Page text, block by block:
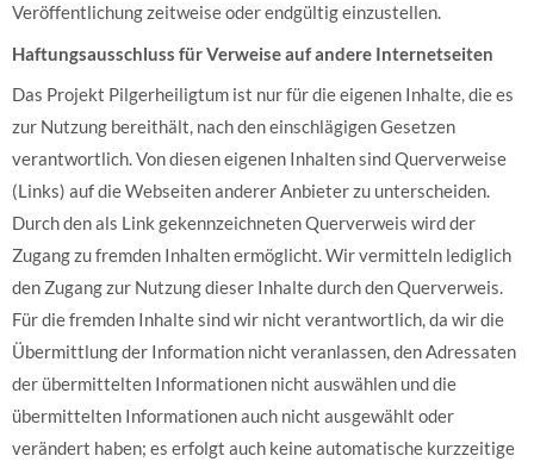
Veröffentlichung zeitweise oder endgültig einzustellen.
Haftungsausschluss für Verweise auf andere Internetseiten
Das Projekt Pilgerheiligtum ist nur für die eigenen Inhalte, die es
zur Nutzung bereithält, nach den einschlägigen Gesetzen
verantwortlich. Von diesen eigenen Inhalten sind Querverweise
(Links) auf die Webseiten anderer Anbieter zu unterscheiden.
Durch den als Link gekennzeichneten Querverweis wird der
Zugang zu fremden Inhalten ermöglicht. Wir vermitteln lediglich
den Zugang zur Nutzung dieser Inhalte durch den Querverweis.
Für die fremden Inhalte sind wir nicht verantwortlich, da wir die
Übermittlung der Information nicht veranlassen, den Adressaten
der übermittelten Informationen nicht auswählen und die
übermittelten Informationen auch nicht ausgewählt oder
verändert haben; es erfolgt auch keine automatische kurzzeitige